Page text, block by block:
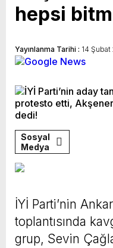
hepsi
Yayınlanma Tarihi : 14
Sosyal
Medya
İYİ Parti’nin
toplantısında
grup, Sevin